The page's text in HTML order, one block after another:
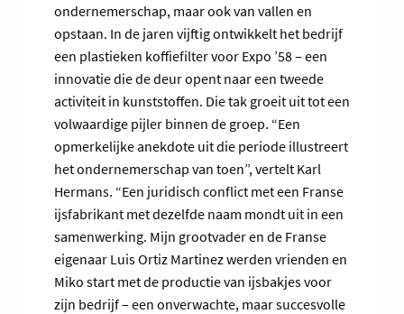
ondernemerschap, maar ook van vallen en
opstaan. In de jaren vijftig ontwikkelt het bedrijf
een plastieken koffiefilter voor Expo ’58 – een
innovatie die de deur opent naar een tweede
activiteit in kunststoffen. Die tak groeit uit tot een
volwaardige pijler binnen de groep. “Een
opmerkelijke anekdote uit die periode illustreert
het ondernemerschap van toen”, vertelt Karl
Hermans. “Een juridisch conflict met een Franse
ijsfabrikant met dezelfde naam mondt uit in een
samenwerking. Mijn grootvader en de Franse
eigenaar Luis Ortiz Martinez werden vrienden en
Miko start met de productie van ijsbakjes voor
zijn bedrijf – een onverwachte, maar succesvolle